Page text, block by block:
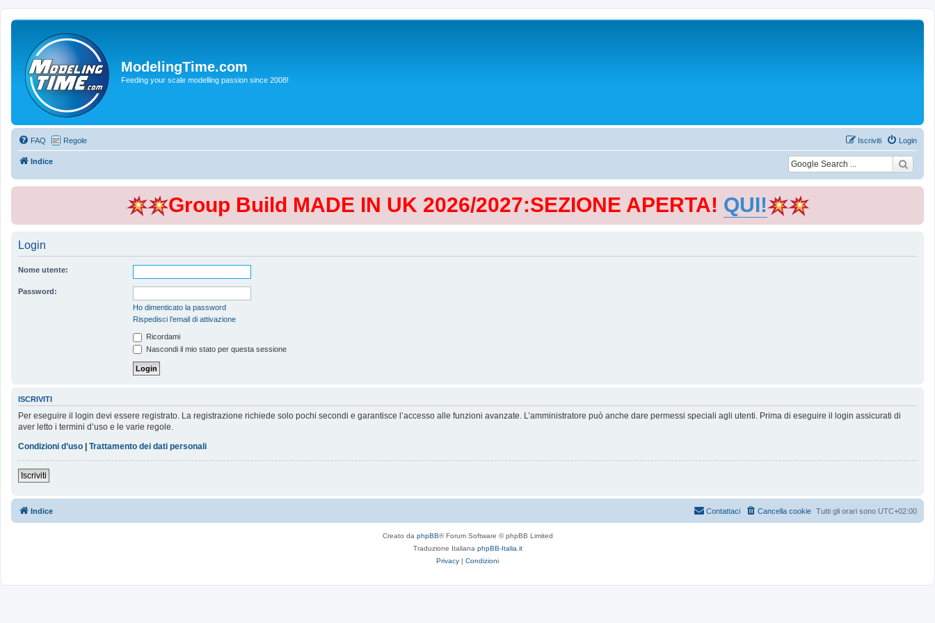
ModelingTime.com
Feeding your scale modelling passion since 2008!
FAQ Regole Login
Iscriviti
Indice
Group Build MADE IN UK 2026/2027:SEZIONE APERTA! QUI!
Login
Nome utente:
Password:
Ho dimenticato la password
Rispedisci l’email di attivazione
Ricordami
Nascondi il mio stato per questa sessione
ISCRIVITI
Per eseguire il login devi essere registrato. La registrazione richiede solo pochi secondi e garantisce l’accesso alle funzioni avanzate. L’amministratore può anche dare permessi speciali agli utenti. Prima di eseguire il login assicurati di
aver letto i termini d’uso e le varie regole.
Condizioni d’uso | Trattamento dei dati personali
Iscriviti
Indice Tutti gli orari sono UTC+02:00
Cancella cookie
Contattaci
Creato da phpBB® Forum Software © phpBB Limited
Traduzione Italiana phpBB-Italia.it
Privacy | Condizioni